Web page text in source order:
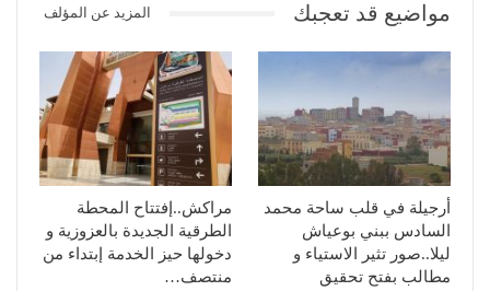
مواضيع قد تعجبك المزيد عن المؤلف
أرجيلة في قلب ساحة محمد
السادس ببني بوعياش
ليلا..صور تثير الاستياء و
مطالب بفتح تحقيق
مراكش..إفتتاح المحطة
الطرقية الجديدة بالعزوزية و
دخولها حيز الخدمة إبتداء من
منتصف…